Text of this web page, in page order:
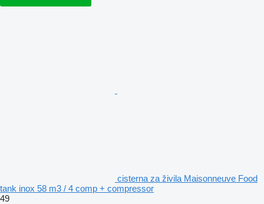
cisterna za živila Maisonneuve Food
tank inox 58 m3 / 4 comp + compressor
49